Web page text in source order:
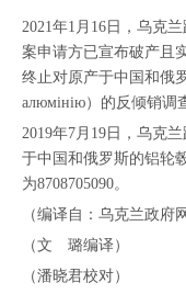
2021年1月16日，乌克
案申请方已宣布破产且
终止对原产于中国和俄
алюмінію）的反倾销调
2019年7月19日，乌克
于中国和俄罗斯的铝轮
为8708705090。
（编译自：乌克兰政府
（文 璐编译）
（潘晓君校对）